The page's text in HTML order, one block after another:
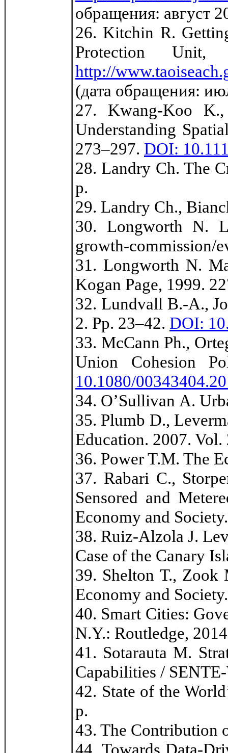
обращения: август
26. Kitchin R.
Protection
http://
(дата обращения:
27. Kwang-Koo
Understanding
273–297. DOI:
28. Landry Ch. The
р.
29. Landry Ch.,
30. Longworth N.
growth-commission/
31. Longworth N.
Kogan Page, 1999.
32. Lundvall B.-A.,
2. Pp. 23–42. DOI:
33. McCann Ph.,
Union Cohesion
10.1080/
34. O’Sullivan А.
35. Plumb D.,
Education. 2007.
36. Power T.M. The
37. Rabari C.,
Sensored and
Economy and
38. Ruiz-Alzola J.
Case of the Canary
39. Shelton Т.,
Economy and
40. Smart Cities:
N.Y.: Routledge,
41. Sotarauta М.
Capabilities /
42. State of the
p.
43. The Contribution